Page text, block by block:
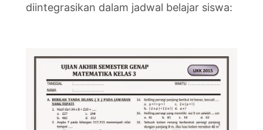
diintegrasikan dalam jadwal belajar siswa: